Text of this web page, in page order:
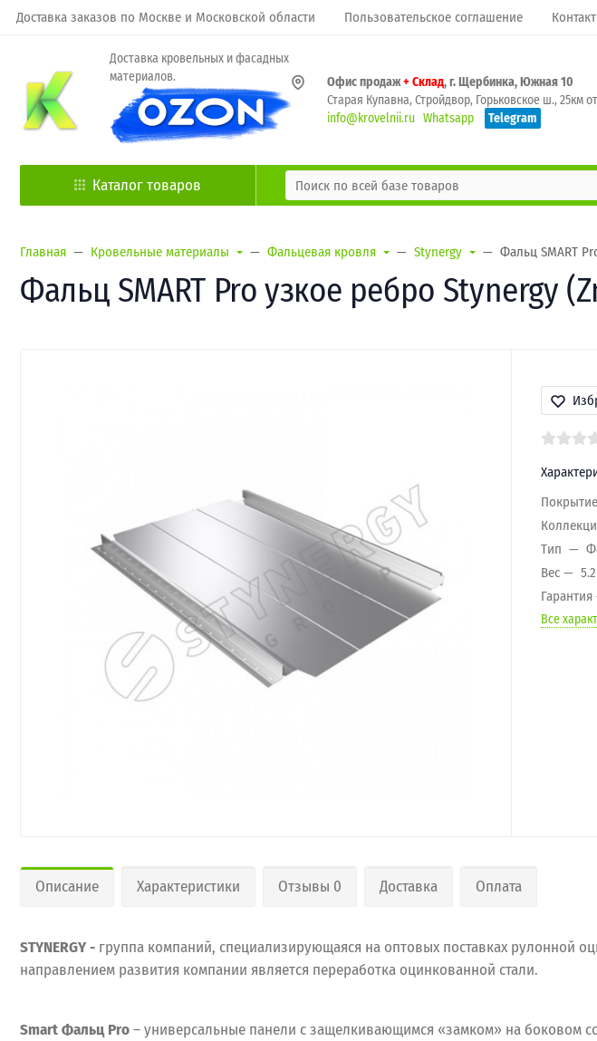
Доставка заказов по Москве и Московской области Пользовательское соглашение
Доставка кровельных и фасадных
материалов.
Офис продаж+ Склад, г. Щербинка, Южная 10
Старая Купавна, Стройдвор, Горьковское ш., 25км
info@krovelnii.ru Whatsapp Telegram
Каталог товаров
Главная Кровельные материалы Фальцевая кровля Stynergy Фальц SMART
Фальц SMART Pro узкое ребро Stynergy
Покрытие
Тип
Вес
Гарантия
Все
Описание Характеристики Отзывы 0 Доставка Оплата
STYNERGY - группа компаний, специализирующаяся на оптовых поставках рулонной
направлением развития компании является переработка оцинкованной стали.
Smart Фальц Pro– универсальные панели с защелкивающимся «замком» на боковом